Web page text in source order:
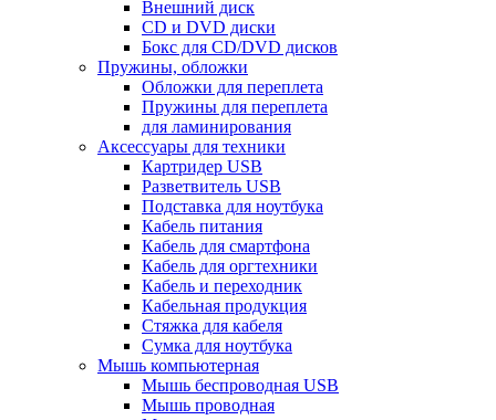
Внешний диск
CD и DVD диски
Бокс для CD/DVD дисков
Пружины, обложки
Обложки для переплета
Пружины для переплета
для ламинирования
Аксессуары для техники
Картридер USB
Разветвитель USB
Подставка для ноутбука
Кабель питания
Кабель для смартфона
Кабель для оргтехники
Кабель и переходник
Кабельная продукция
Стяжка для кабеля
Сумка для ноутбука
Мышь компьютерная
Мышь беспроводная USB
Мышь проводная